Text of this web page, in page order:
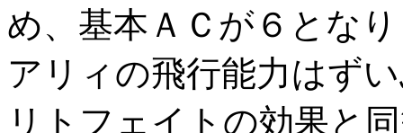
め、基本ＡＣが６とな
アリィの飛行能力はず
リトフェイトの効果と